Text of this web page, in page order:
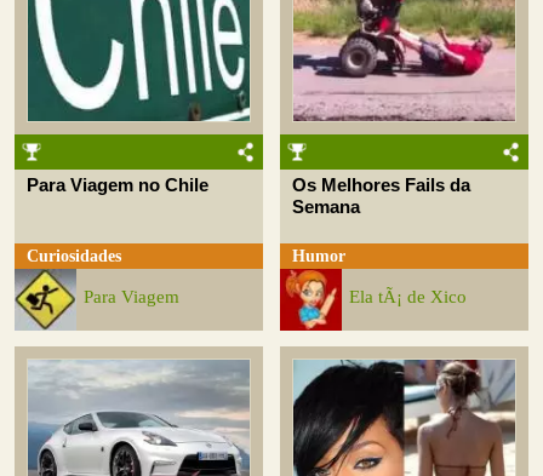
Para Viagem no Chile
Curiosidades
Para Viagem
Os Melhores Fails da
Semana
Humor
Ela tÃ¡ de Xico